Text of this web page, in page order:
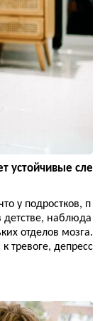
устойчивые сле
у подростков, п
наблюда
отделов мозга.
тревоге, депресс